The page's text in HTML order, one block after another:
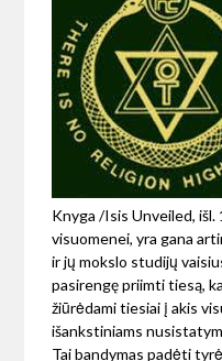
Knyga /Isis Unveiled,
visuomenei, yra gana
ir jų mokslo studijų
pasirengę priimti tiesą,
žiūrėdami tiesiai į akis
išankstiniams
Tai bandymas padėti